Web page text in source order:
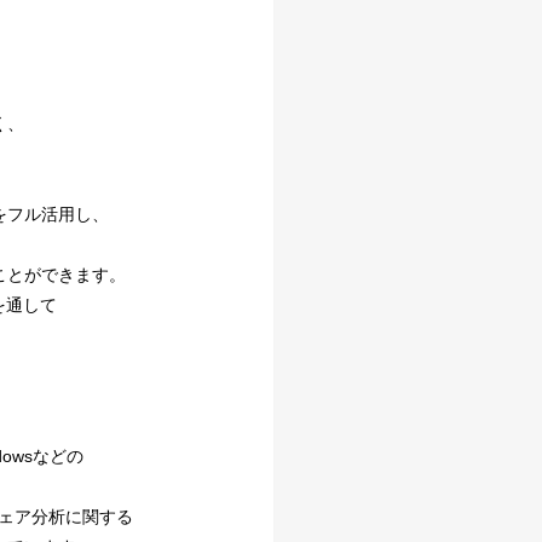
ル活用し、
ができます。
通して
などの
ア分析に関する